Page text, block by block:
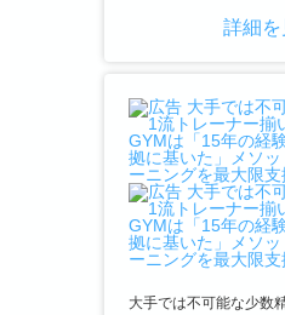
詳細を
大手では不可能な少数